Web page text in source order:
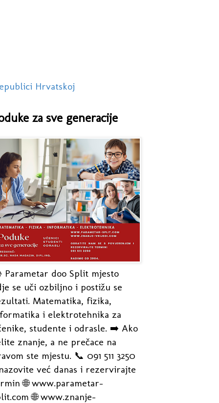
Hrvatskoj
za sve generacije
Parametar doo Split mjesto
se uči ozbiljno i postižu se
Matematika, fizika,
i elektrotehnika za
studente i odrasle. ➡️ Ako
znanje, a ne prečace na
ste mjestu. 📞 091 511 3250
već danas i rezervirajte
🌐 www.parametar-
🌐 www.znanje-